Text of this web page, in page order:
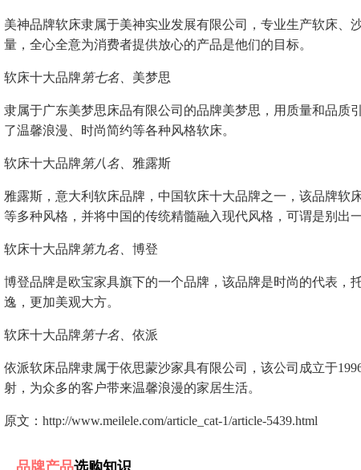
美神品牌软床隶属于美神实业发展有限公司，专业生产软床、
量，全心全意为消费者提供放心的产品是他们的目标。
软床十大品牌第七名、 美梦思
隶属于广东美梦思床品有限公司的品牌美梦思，用质量和品质
了温馨浪漫、时尚简约等各种风格软床。
软床十大品牌第八名、 雅露斯
雅露斯，意大利软床品牌，中国软床十大品牌之一，该品牌软
等多种风格，并将中国的传统精髓融入现代风格，可谓是别出一
软床十大品牌第九名、 博登
博登品牌是欧宝家具旗下的一个品牌，该品牌是时尚的代表，
逸，更加美观大方。
软床十大品牌第十名、 依派
依派软床品牌隶属于依思蒙沙家具有限公司，该公司成立于
射，为众多的客户带来温馨浪漫的家居生活。
原文：http://www.meilele.com/article_cat-1/article-5439.html
品牌产品选购知识